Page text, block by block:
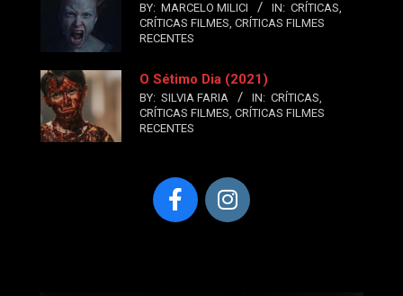
BY: MARCELO MILICI IN: CRÍTICAS,
CRÍTICAS FILMES, CRÍTICAS FILMES
RECENTES
O Sétimo Dia (2021)
BY: SILVIA FARIA IN: CRÍTICAS,
CRÍTICAS FILMES, CRÍTICAS FILMES
RECENTES